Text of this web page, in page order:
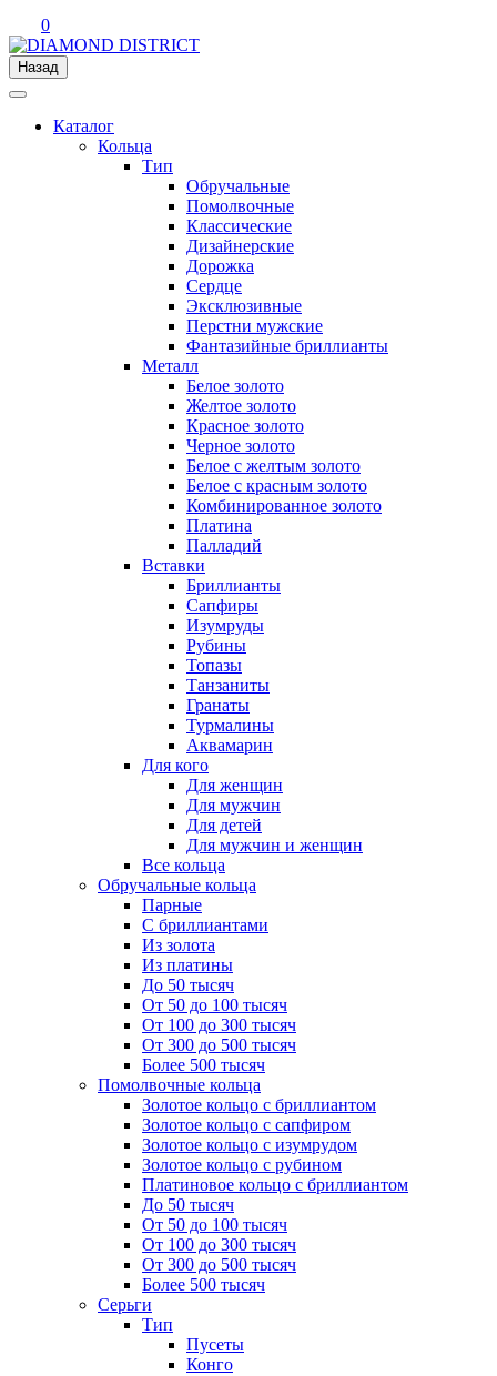
0
Назад
Каталог
Кольца
Тип
Обручальные
Помолвочные
Классические
Дизайнерские
Дорожка
Сердце
Эксклюзивные
Перстни мужские
Фантазийные бриллианты
Металл
Белое золото
Желтое золото
Красное золото
Черное золото
Белое с желтым золото
Белое с красным золото
Комбинированное золото
Платина
Палладий
Вставки
Бриллианты
Сапфиры
Изумруды
Рубины
Топазы
Танзаниты
Гранаты
Турмалины
Аквамарин
Для кого
Для женщин
Для мужчин
Для детей
Для мужчин и женщин
Все кольца
Обручальные кольца
Парные
С бриллиантами
Из золота
Из платины
До 50 тысяч
От 50 до 100 тысяч
От 100 до 300 тысяч
От 300 до 500 тысяч
Более 500 тысяч
Помолвочные кольца
Золотое кольцо с бриллиантом
Золотое кольцо с сапфиром
Золотое кольцо с изумрудом
Золотое кольцо с рубином
Платиновое кольцо с бриллиантом
До 50 тысяч
От 50 до 100 тысяч
От 100 до 300 тысяч
От 300 до 500 тысяч
Более 500 тысяч
Серьги
Тип
Пусеты
Конго